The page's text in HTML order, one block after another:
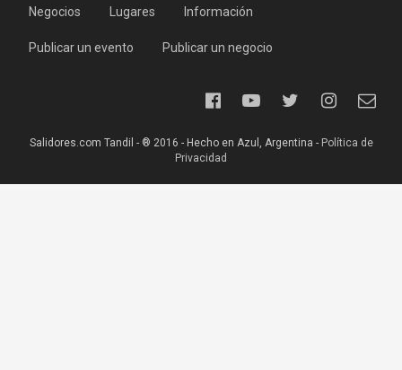
Negocios Lugares Información
Publicar un evento Publicar un negocio
Salidores.com Tandil - ® 2016 - Hecho en Azul, Argentina - Política de
Privacidad